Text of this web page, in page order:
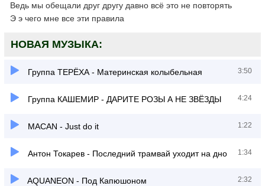
Ведь мы обещали друг другу давно всё это не повторять
Э э чего мне все эти правила
НОВАЯ МУЗЫКА:
Группа ТЕРЁХА - Материнская колыбельная 3:50
Группа КАШЕМИР - ДАРИТЕ РОЗЫ А НЕ ЗВЁЗДЫ 4:24
MACAN - Just do it 1:22
Антон Токарев - Последний трамвай уходит на дно 1:34
AQUANEON - Под Капюшоном 2:32